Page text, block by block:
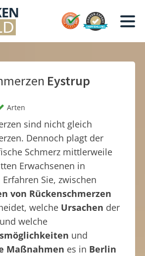
Eystrup
Arten
sind nicht gleich
Dennoch plagt der
Schmerz mittlerweile
Erwachsenen in
Sie, zwischen
von Rückenschmerzen
welche Ursachen der
welche
und
Maßnahmen es in Berlin